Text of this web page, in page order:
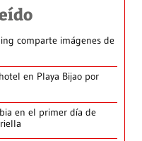
comparte imágenes de
en Playa Bijao por
en el primer día de